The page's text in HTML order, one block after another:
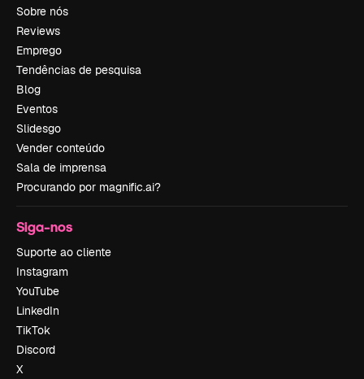
Sobre nós
Reviews
Emprego
Tendências de pesquisa
Blog
Eventos
Slidesgo
Vender conteúdo
Sala de imprensa
Procurando por magnific.ai?
Siga-nos
Suporte ao cliente
Instagram
YouTube
LinkedIn
TikTok
Discord
X